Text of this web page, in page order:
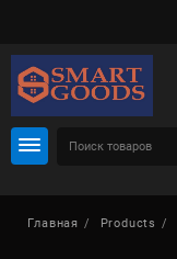
content
Главная Products